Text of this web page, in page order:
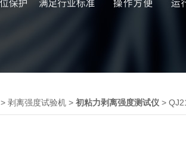
> 剥离强度试验机 > 初粘力剥离强度测试仪 >